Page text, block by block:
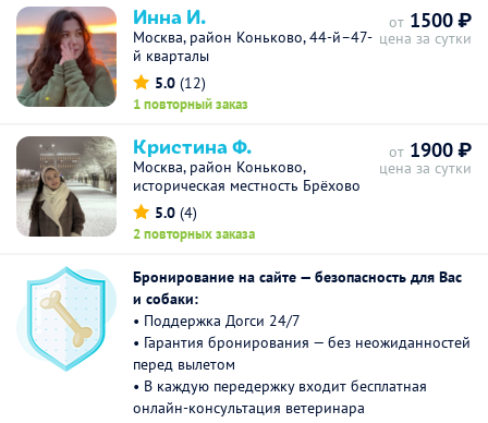
Инна И.
Москва, район Коньково, 44-й–47-
й кварталы
5.0 (12)
1 повторный заказ
от 1500 ₽
цена за сутки
Кристина Ф.
Москва, район Коньково,
историческая местность Брёхово
5.0 (4)
2 повторных заказа
от 1900 ₽
цена за сутки
Бронирование на сайте — безопасность для Вас
и собаки:
• Поддержка Догси 24/7
• Гарантия бронирования — без неожиданностей
перед вылетом
• В каждую передержку входит бесплатная
онлайн-консультация ветеринара